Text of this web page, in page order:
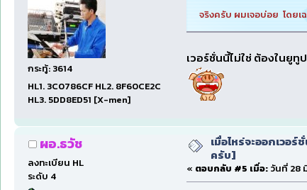
กระทู้: 3614
HL1. 3C0786CF HL2. 8F60CE2C
HL3. 5DD8ED51 [X-men]
จริงครับ ผมเจอบ่อย โดยเ
เวอร์ชั่นนี้ไม่ใช่ ต้องในยู
ผอ.ธวัช
ลงทะเบียน HL
ระดับ 4
เมื่อไหร่จะออกเวอ
ครับ]
« ตอบกลับ #5 เมื่อ: วันที่ 28